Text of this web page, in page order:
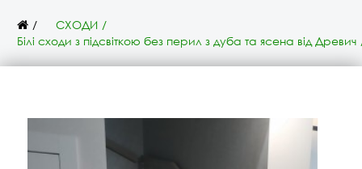
СХОДИ
Білі сходи з підсвіткою без перил з дуба та ясена від Древич